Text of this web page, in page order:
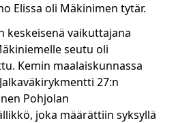
Elissa oli Mäkinimen tytär.
keskeisenä vaikuttajana
seutu oli
Kemin maalaiskunnassa
27:n
Pohjolan
joka määrättiin syksyllä